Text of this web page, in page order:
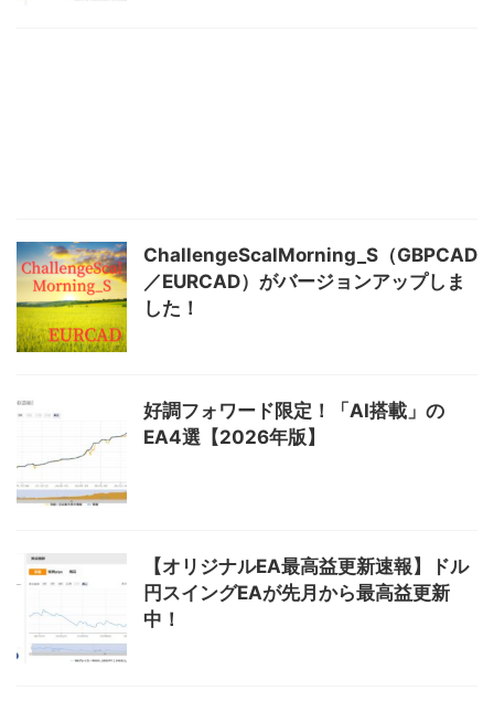
ChallengeScalMorning_S（GBPCAD
／EURCAD）がバージョンアップしま
した！
好調フォワード限定！「AI搭載」の
EA4選【2026年版】
【オリジナルEA最高益更新速報】ドル
円スイングEAが先月から最高益更新
中！